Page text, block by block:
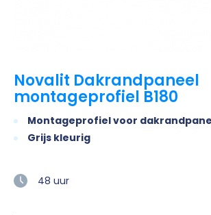
Novalit Dakrandpaneel
montageprofiel B180
Montageprofiel voor
Grijs kleurig
48 uur